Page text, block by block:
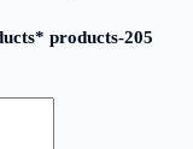
products-205